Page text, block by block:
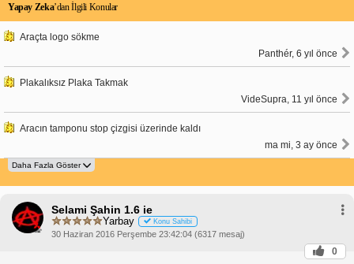
Yapay Zeka’dan İlgili Konular
Araçta logo sökme
Panthér, 6 yıl önce
Plakalıksız Plaka Takmak
VideSupra, 11 yıl önce
Aracın tamponu stop çizgisi üzerinde kaldı
ma mi, 3 ay önce
Selami Şahin 1.6 ie
Yarbay Konu Sahibi
30 Haziran 2016 Perşembe 23:42:04 (6317 mesaj)
0